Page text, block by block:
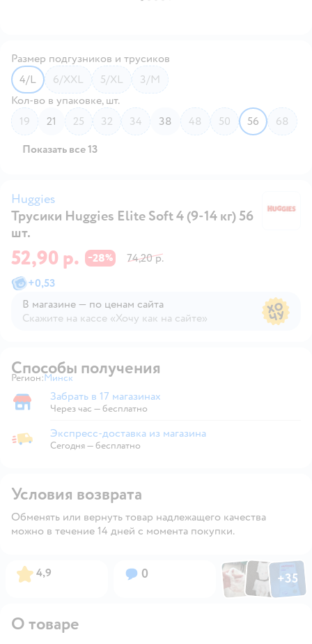
Размер подгузников и трусиков
4/L
6/XXL 5/XL
3/M
Кол-во в упаковке, шт.
19
21 25 32 34 38 48 50 56
68
Показать все 13
Huggies
Трусики Huggies Elite Soft 4 (9-14 кг) 56
шт.
52,90 р. −28%
74,20 р.
+0,53
В магазине — по ценам сайта
Скажите на кассе «Хочу как на сайте»
Способы получения
Регион: Выбор адреса доставки.
Минск
Забрать в магазине
Забрать в 17 магазинах
Через час — бесплатно
Экспресс-доставка из магазина
Экспресс-доставка из магазина
Сегодня—бесплатно
Условия возврата
Обменять или вернуть товар надлежащего качества
можно в течение 14 дней с момента покупки.
Рейтинг:
4,9 Вопросов:
0 ФотоФотоФото
+35
Открыть
О товаре